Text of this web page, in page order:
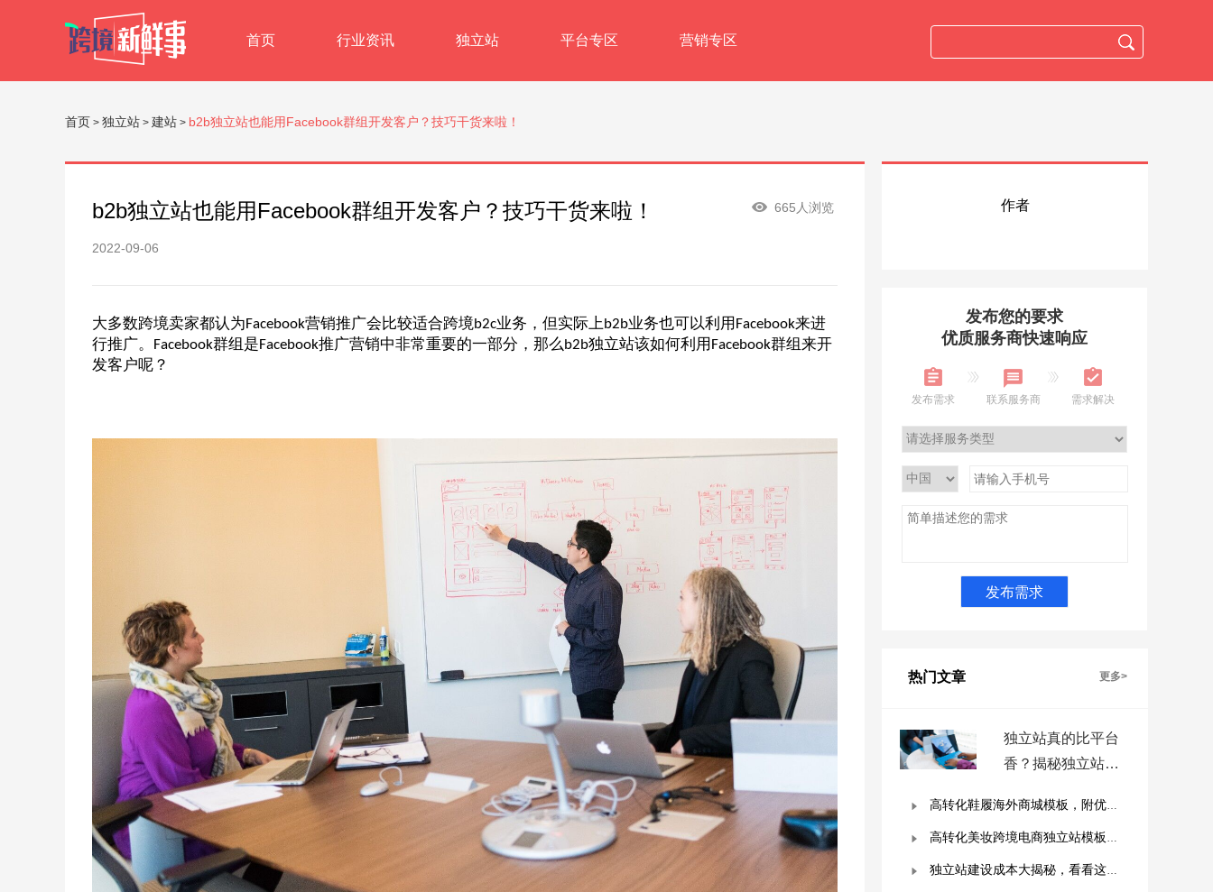
首页 行业资讯 独立站 平台专区 营销专区
首页 > 独立站 > 建站 > b2b独立站也能用Facebook群组开发客户？技巧干货来啦！
b2b独立站也能用Facebook群组开发客户？技巧干货来啦！
2022-09-06
665人浏览
大多数跨境卖家都认为Facebook营销推广会比较适合跨境b2c业务，但实际上b2b业务也可以利用 Facebook来进
行推广。
Facebook群组是Facebook推广营销中非常重要的一部分，那么b2b独立站该如何利用 Facebook群组来开
发客户呢？
作者
发布您的要求
优质服务商快速响应
发布需求 联系服务商 需求解决
热门文章 更多>
独立站真的比平台
香？揭秘独立站被